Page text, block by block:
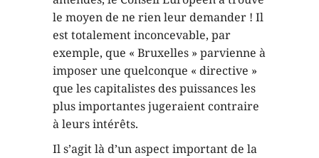
le moyen de ne rien leur demander ! Il
est totalement inconcevable, par
exemple, que « Bruxelles » parvienne à
imposer une quelconque « directive »
que les capitalistes des puissances les
plus importantes jugeraient contraire
à leurs intérêts.
Il s’agit là d’un aspect important de la